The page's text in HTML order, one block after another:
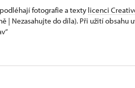
fotografie a texty licenci
| Nezasahujte do díla). Při užití obsahu